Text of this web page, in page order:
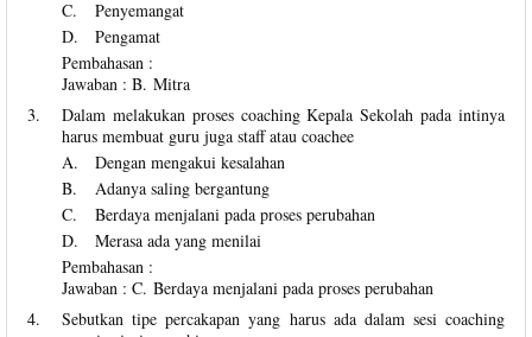
C.
Penyemangat
D.
Pengamat
Pembahasan :
Jawaban : B. Mitra
3.
Dalam melakukan proses coaching Kepala Sekolah pada intinya
harus membuat guru juga staff atau coachee
A.
Dengan mengakui kesalahan
B.
Adanya saling bergantung
C.
Berdaya menjalani pada proses perubahan
D.
Merasa ada yang menilai
Pembahasan :
Jawaban : C. Berdaya menjalani pada proses perubahan
4.
Sebutkan tipe percakapan yang harus ada dalam sesi coaching